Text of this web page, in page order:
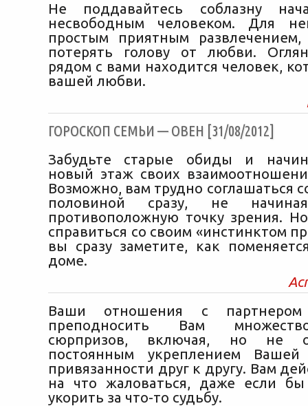
Не поддавайтесь соблазну
несвободным человеком. Для
простым приятным
потерять голову от любви.
рядом с вами находится человек,
вашей любви.
ГОРОСКОП СЕМЬИ — ОВЕН [31/08/2012]
Забудьте старые обиды и
новый этаж своих
Возможно, вам трудно соглашаться
половиной сразу, не начиная
противоположную точку зрения.
справиться со своим «инстинктом
вы сразу заметите, как
доме.
Ваши отношения с партнером
преподносить Вам
сюрпризов, включая, но не
постоянным укреплением
привязанности друг к другу. Вам
на что жаловаться, даже если
укорить за что-то судьбу.